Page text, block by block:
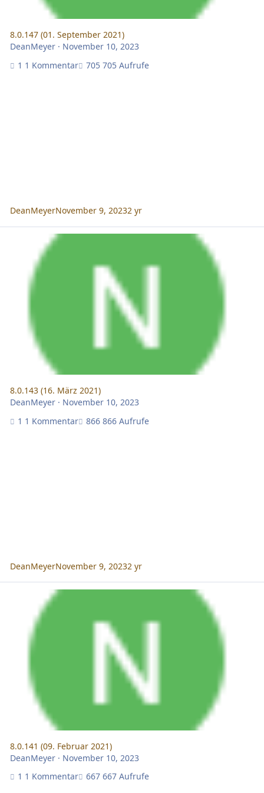
8.0.147 (01. September 2021)
DeanMeyer· November 10, 2023
1 Kommentar
705 Aufrufe
DeanMeyerNovember 9, 20232 yr
8.0.143 (16. März 2021)
8.0.143 (16. März 2021)
DeanMeyer· November 10, 2023
1 Kommentar
866 Aufrufe
DeanMeyerNovember 9, 20232 yr
8.0.141 (09. Februar 2021)
8.0.141 (09. Februar 2021)
DeanMeyer· November 10, 2023
1 Kommentar
667 Aufrufe